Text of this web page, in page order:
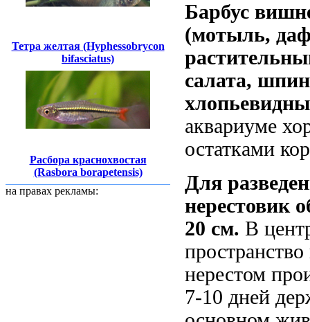
Тетра желтая (Hyphessobrycon
bifasciatus)
Расбора краснохвостая
(Rasbora borapetensis)
на правах рекламы:
Барбус
(мотыль,
салата,
аквариуме
остатками
Для
нерестовик
20 см. В
нерестом
7-10 дней